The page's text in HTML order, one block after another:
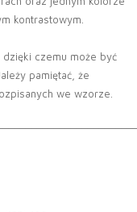
kontrastowym.
czemu może być
pamiętać, że
we wzorze.